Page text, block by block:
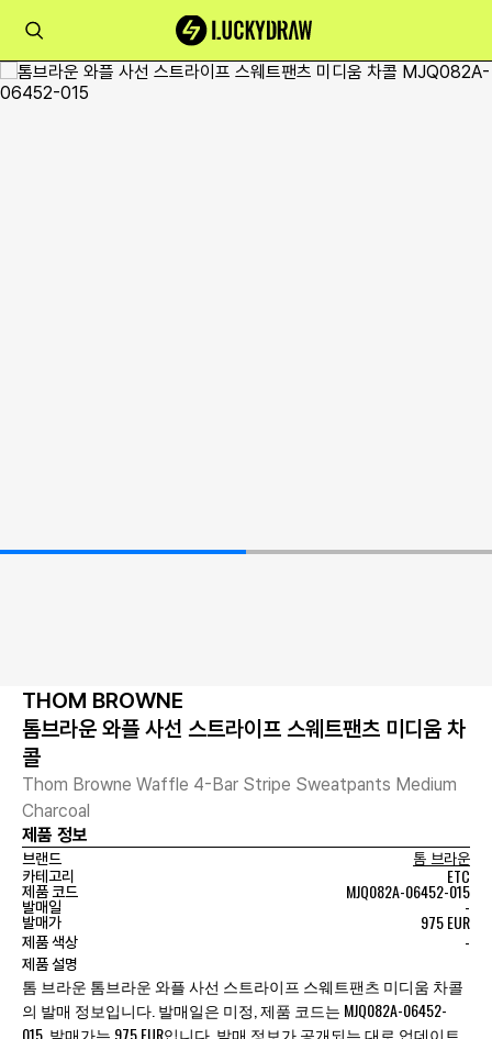
THOM BROWNE
톰브라운 와플 사선 스트라이프 스웨트팬츠 미디움 차
콜
Thom Browne Waffle 4-Bar Stripe Sweatpants Medium
Charcoal
제품 정보
브랜드
톰 브라운
카테고리
ETC
제품 코드 MJQ082A-06452-015
발매일 -
발매가 975 EUR
제품 색상 -
제품 설명
톰 브라운 톰브라운 와플 사선 스트라이프 스웨트팬츠 미디움 차콜
의 발매 정보입니다. 발매일은 미정, 제품 코드는 MJQ082A-06452-
015, 발매가는 975 EUR입니다. 발매 정보가 공개되는 대로 업데이트